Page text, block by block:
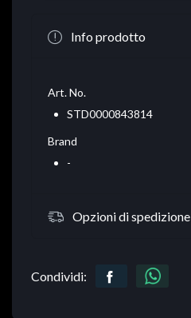
Info prodotto
Art. No.
STD0000843814
Brand
-
Opzioni di spedizione
Condividi: